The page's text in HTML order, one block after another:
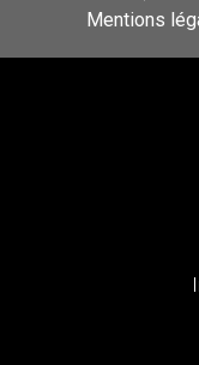
Mentions